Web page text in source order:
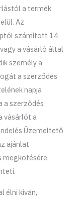
a termék
Az
számított 14
a vásárló által
személy a
a szerződés
napja
a szerződés
vásárlót a
Üzemeltető
ajánlat
megkötésére
élni kíván,